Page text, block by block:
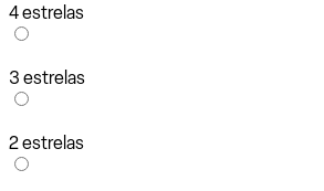
4 estrelas
3 estrelas
2 estrelas